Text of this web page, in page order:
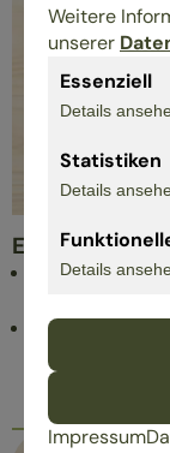
Engagement
Wir
Großer
Bienenwiese
Weitere
unserer
Essenziell
Details
Statistiken
Details
Details
Impressum